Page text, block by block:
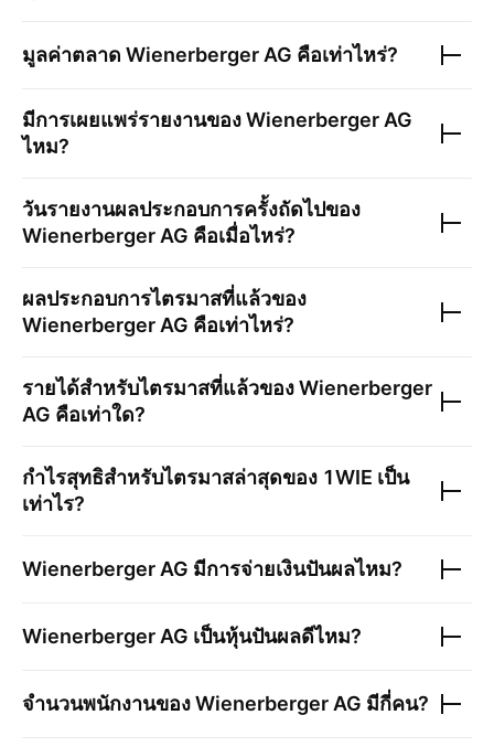
มูลค่าตลาด Wienerberger AG คือเท่าไหร่?
มีการเผยแพร่รายงานของWienerberger AG
ไหม?
วันรายงานผลประกอบการครั้งถัดไปของ
Wienerberger AG คือเมื่อไหร่?
ผลประกอบการไตรมาสที่แล้วของ
Wienerberger AG คือเท่าไหร่?
รายได้สำหรับไตรมาสที่แล้วของWienerberger
AG คือเท่าใด?
กำไรสุทธิสำหรับไตรมาสล่าสุดของ 1WIE เป็น
เท่าไร?
Wienerberger AG มีการจ่ายเงินปันผลไหม?
Wienerberger AG เป็นหุ้นปันผลดีไหม?
จำนวนพนักงานของWienerberger AG มีกี่คน?